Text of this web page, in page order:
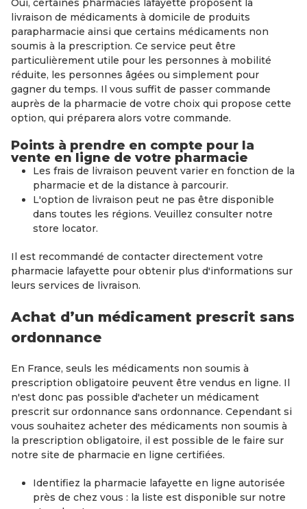
Oui, certaines pharmacies lafayette proposent la
livraison de médicaments à domicile de produits
parapharmacie ainsi que certains médicaments non
soumis à la prescription. Ce service peut être
particulièrement utile pour les personnes à mobilité
réduite, les personnes âgées ou simplement pour
gagner du temps. Il vous suffit de passer commande
auprès de la pharmacie de votre choix qui propose cette
option, qui préparera alors votre commande.
Points à prendre en compte pour la
vente en ligne de votre pharmacie
Les frais de livraison peuvent varier en fonction de la
pharmacie et de la distance à parcourir.
L'option de livraison peut ne pas être disponible
dans toutes les régions. Veuillez consulter notre
store locator.
Il est recommandé de contacter directement votre
pharmacie lafayette pour obtenir plus d'informations sur
leurs services de livraison.
Achat d’un médicament prescrit sans
ordonnance
En France, seuls les médicaments non soumis à
prescription obligatoire peuvent être vendus en ligne. Il
n'est donc pas possible d'acheter un médicament
prescrit sur ordonnance sans ordonnance. Cependant si
vous souhaitez acheter des médicaments non soumis à
la prescription obligatoire, il est possible de le faire sur
notre site de pharmacie en ligne certifiées.
Identifiez la pharmacie lafayette en ligne autorisée
près de chez vous : la liste est disponible sur notre